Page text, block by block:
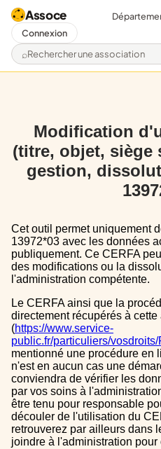
Assoce
Rechercher une
Connexion
Modification
(titre, objet, siège
gestion,
Cet outil permet uniquement de pré-remplir le CERFA
13972*03 avec les données
publiquement. Ce CERFA
des modifications ou la
l'administration compétente.
Le CERFA ainsi que la procédure peuvent être
directement récupérés à cette
(https://www.service-
public.fr/particuliers/
mentionné une procédure en
n'est en aucun cas une
conviendra de vérifier les
par vos soins à
être tenu pour responsable
découler de l'utilisation du
retrouverez par ailleurs dans
joindre à l'administration